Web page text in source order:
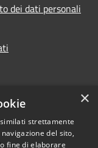
dei dati personali
- 2026 Comune di
-Area Riservata
×
strettamente
del sito,
fine di elaborare